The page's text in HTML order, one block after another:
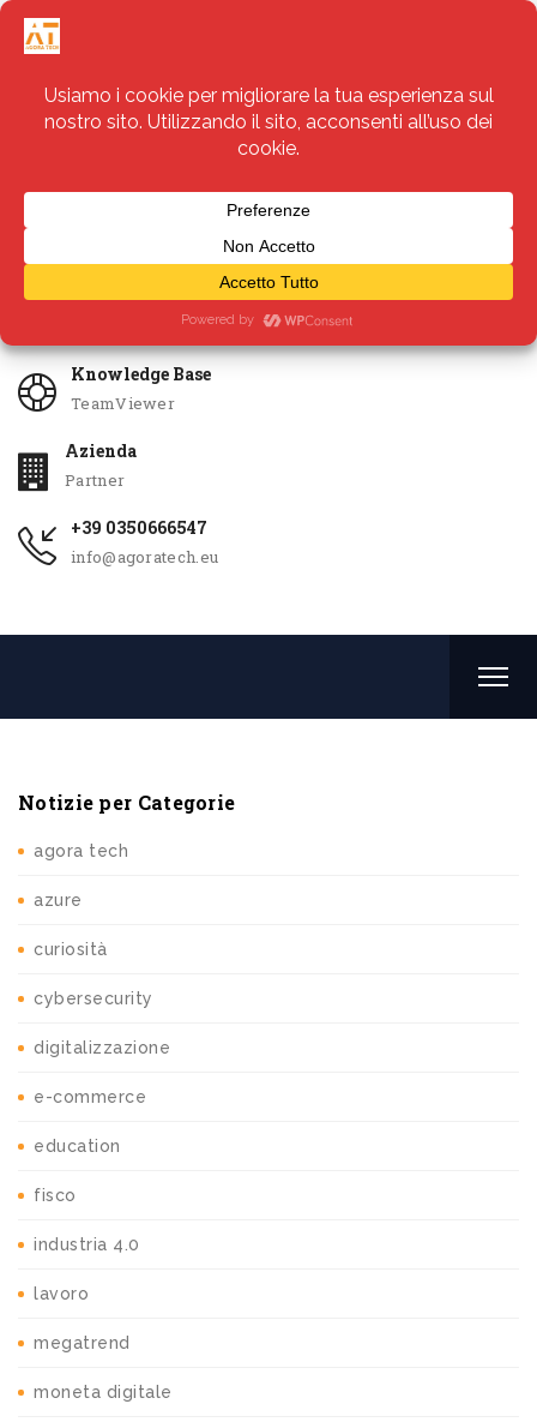
Servizi
Knowledge Base
TeamViewer
Azienda
Partner
+39 0350666547
info@agoratech.eu
Notizie per Categorie
agora tech
azure
curiosità
cybersecurity
digitalizzazione
e-commerce
education
fisco
industria 4.0
lavoro
megatrend
moneta digitale